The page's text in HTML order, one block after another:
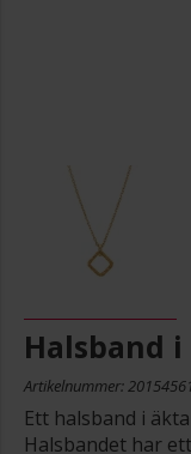
Halsband
Artikelnummer:
Ett halsband i
Halsbandet har